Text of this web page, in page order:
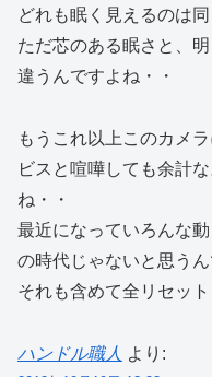
どれも眠く見えるのは同
ただ芯のある眠さと、
違うんですよね・・
もうこれ以上このカメ
ビスと喧嘩しても余計
ね・・
最近になっていろんな
の時代じゃないと思うん
それも含めて全リセッ
ハンドル職人 より: